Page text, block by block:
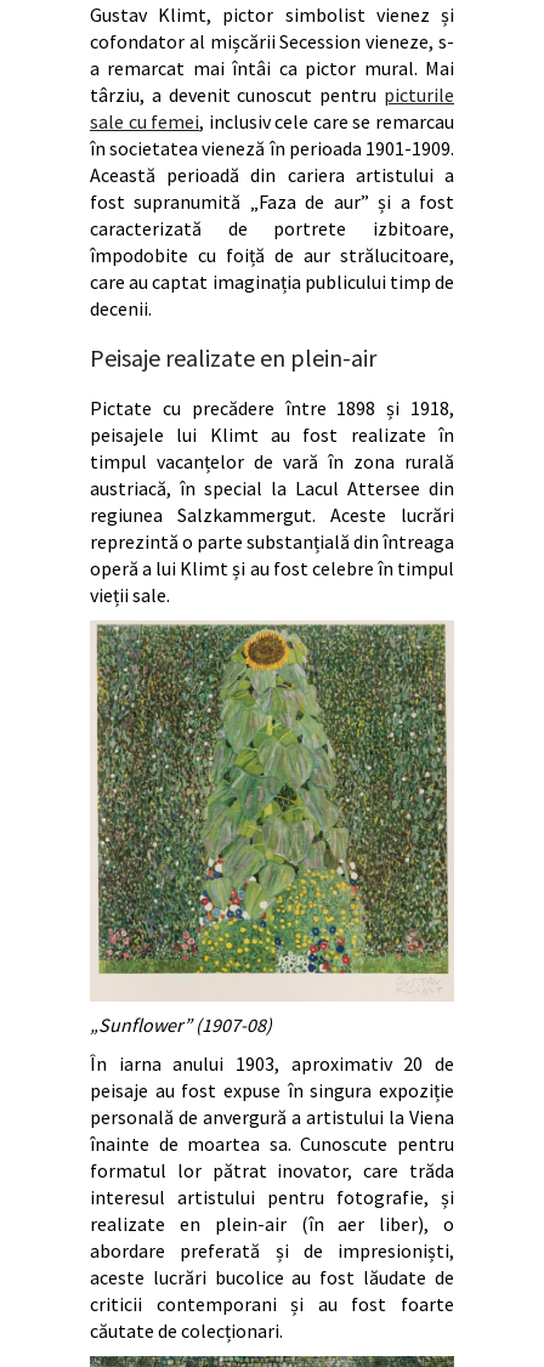
Gustav Klimt, pictor simbolist vienez și
cofondator al mișcării Secession vieneze, s-
a remarcat mai întâi ca pictor mural. Mai
târziu, a devenit cunoscut pentru picturile
sale cu femei, inclusiv cele care se remarcau
în societatea vieneză în perioada 1901-1909.
Această perioadă din cariera artistului a
fost supranumită „Faza de aur” și a fost
caracterizată de portrete izbitoare,
împodobite cu foiță de aur strălucitoare,
care au captat imaginația publicului timp de
decenii.
Peisaje realizate en plein-air
Pictate cu precădere între 1898 și 1918,
peisajele lui Klimt au fost realizate în
timpul vacanțelor de vară în zona rurală
austriacă, în special la Lacul Attersee din
regiunea Salzkammergut. Aceste lucrări
reprezintă o parte substanțială din întreaga
operă a lui Klimt și au fost celebre în timpul
vieții sale.
„Sunflower” (1907-08)
În iarna anului 1903, aproximativ 20 de
peisaje au fost expuse în singura expoziție
personală de anvergură a artistului la Viena
înainte de moartea sa. Cunoscute pentru
formatul lor pătrat inovator, care trăda
interesul artistului pentru fotografie, și
realizate en plein-air (în aer liber), o
abordare preferată și de impresioniști,
aceste lucrări bucolice au fost lăudate de
criticii contemporani și au fost foarte
căutate de colecționari.